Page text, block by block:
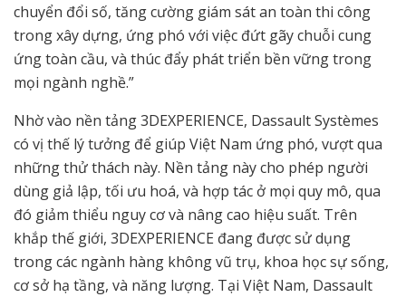
chuyển đổi số, tăng cường giám sát an toàn thi công
trong xây dựng, ứng phó với việc đứt gãy chuỗi cung
ứng toàn cầu, và thúc đẩy phát triển bền vững trong
mọi ngành nghề.”
Nhờ vào nền tảng 3DEXPERIENCE, Dassault Systèmes
có vị thế lý tưởng để giúp Việt Nam ứng phó, vượt qua
những thử thách này. Nền tảng này cho phép người
dùng giả lập, tối ưu hoá, và hợp tác ở mọi quy mô, qua
đó giảm thiểu nguy cơ và nâng cao hiệu suất. Trên
khắp thế giới, 3DEXPERIENCE đang được sử dụng
trong các ngành hàng không vũ trụ, khoa học sự sống,
cơ sở hạ tầng, và năng lượng. Tại Việt Nam, Dassault